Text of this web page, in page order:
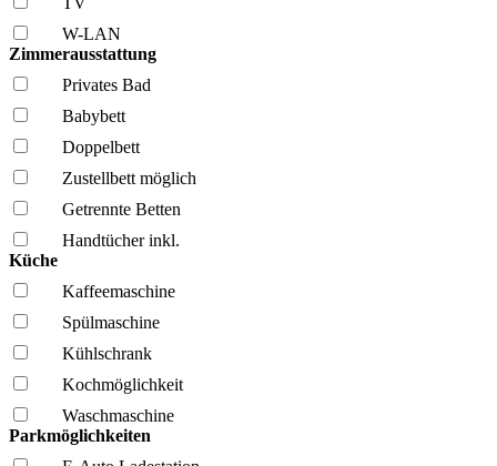
W-LAN
Zimmerausstattung
Privates Bad
Babybett
Doppelbett
Zustellbett möglich
Getrennte Betten
Handtücher inkl.
Küche
Kaffee­maschine
Spül­maschine
Kühl­schrank
Kochmöglich­keit
Wasch­maschine
Parkmöglichkeiten